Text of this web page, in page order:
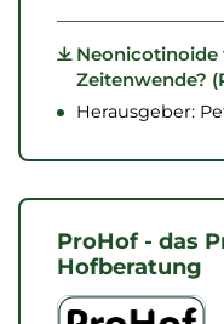
Neonicotinoide
Zeitenwende?
Herausgeber:
ProHof - das
Hofberatung